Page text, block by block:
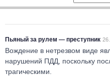
Пьяный за рулем — преступник
Вождение в нетрезвом виде
нарушений ПДД, поскольку
трагическими.